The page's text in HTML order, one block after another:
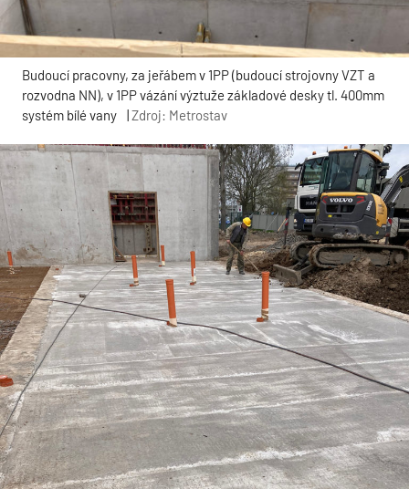
Budoucí pracovny, za jeřábem v 1PP (budoucí strojovny VZT a
rozvodna NN), v 1PP vázání výztuže základové desky tl. 400mm
systém bílé vany
|Zdroj: Metrostav